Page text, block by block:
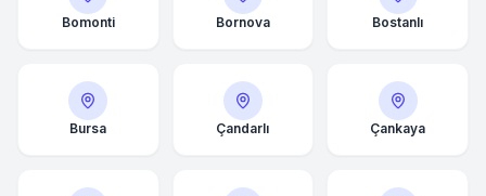
Bomonti Bornova Bostanlı
Bursa Çandarlı Çankaya